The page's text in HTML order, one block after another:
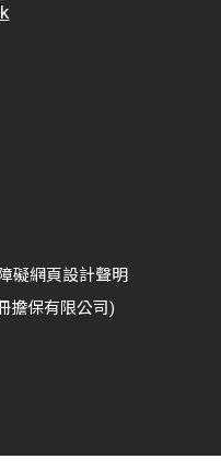
礙網頁設計聲明
擔保有限公司)